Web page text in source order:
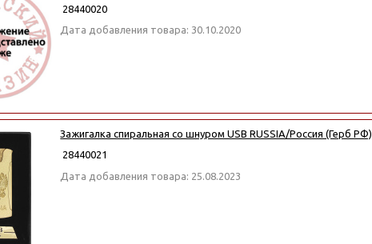
28440020
Дата добавления товара: 30.10.2020
Зажигалка спиральная со шнуром USB RUSSIA/Россия (Герб РФ)
28440021
Дата добавления товара: 25.08.2023